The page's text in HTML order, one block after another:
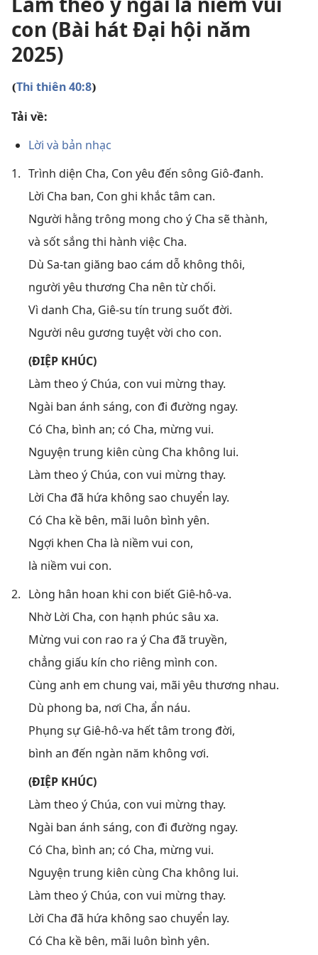
con (Bài hát Đại hội năm
2025)
(Thi thiên 40:8)
Tải về:
Lời và bản nhạc
1. Trình diện Cha, Con yêu đến sông Giô-đanh.
Lời Cha ban, Con ghi khắc tâm can.
Người hằng trông mong cho ý Cha sẽ thành,
và sốt sắng thi hành việc Cha.
Dù Sa-tan giăng bao cám dỗ không thôi,
người yêu thương Cha nên từ chối.
Vì danh Cha, Giê-su tín trung suốt đời.
Người nêu gương tuyệt vời cho con.
(ĐIỆP KHÚC)
Làm theo ý Chúa, con vui mừng thay.
Ngài ban ánh sáng, con đi đường ngay.
Có Cha, bình an; có Cha, mừng vui.
Nguyện trung kiên cùng Cha không lui.
Làm theo ý Chúa, con vui mừng thay.
Lời Cha đã hứa không sao chuyển lay.
Có Cha kề bên, mãi luôn bình yên.
Ngợi khen Cha là niềm vui con,
là niềm vui con.
2. Lòng hân hoan khi con biết Giê-hô-va.
Nhờ Lời Cha, con hạnh phúc sâu xa.
Mừng vui con rao ra ý Cha đã truyền,
chẳng giấu kín cho riêng mình con.
Cùng anh em chung vai, mãi yêu thương nhau.
Dù phong ba, nơi Cha, ẩn náu.
Phụng sự Giê-hô-va hết tâm trong đời,
bình an đến ngàn năm không vơi.
(ĐIỆP KHÚC)
Làm theo ý Chúa, con vui mừng thay.
Ngài ban ánh sáng, con đi đường ngay.
Có Cha, bình an; có Cha, mừng vui.
Nguyện trung kiên cùng Cha không lui.
Làm theo ý Chúa, con vui mừng thay.
Lời Cha đã hứa không sao chuyển lay.
Có Cha kề bên, mãi luôn bình yên.